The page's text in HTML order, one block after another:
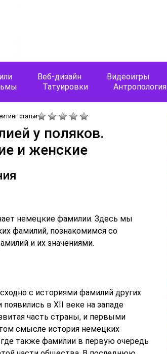
Веб-дизайн Видеоигры
Татуировки Антропология
статьи
у поляков.
и женские
немецкие фамилии. Здесь мы
фамилий, познакомимся со
и их значениями.
с историями фамилий других
в XII веке на западе
часть страны, и первыми
смысле история немецких
также фамилии в первую очередь